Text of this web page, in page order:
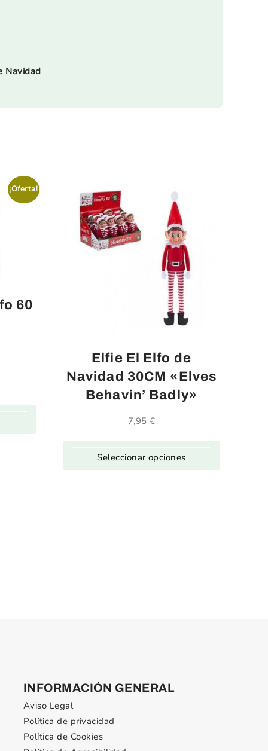
Navidad
¡Oferta!
60
Elfie El Elfo de
Navidad 30CM «Elves
Behavin’ Badly»
7,95 €
Seleccionar opciones
INFORMACIÓN GENERAL
Aviso Legal
Política de privacidad
Política de Cookies